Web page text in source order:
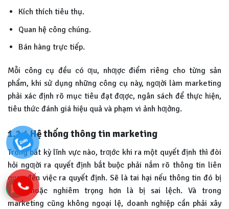
Kích thích tiêu thụ.
Quan hệ công chúng.
Bán hàng trực tiếp.
Mỗi công cụ đều có ƣu, nhƣợc điểm riêng cho từng sản
phẩm, khi sử dụng những công cụ này, ngƣời làm marketing
phải xác định rõ mục tiêu đạt đƣợc, ngân sách để thực hiện,
tiêu thức đánh giá hiệu quả và phạm vi ảnh hƣởng.
1.2.4Hệ thống thông tin marketing
Trong bất kỳ lĩnh vực nào, trƣớc khi ra một quyết định thì đòi
hỏi ngƣời ra quyết định bắt buộc phải nắm rõ thông tin liên
quan đến việc ra quyết định. Sẽ là tai hại nếu thông tin đó bị
thiếu hoặc nghiêm trọng hơn là bị sai lệch. Và trong
marketing cũng không ngoại lệ, doanh nghiệp cần phải xây